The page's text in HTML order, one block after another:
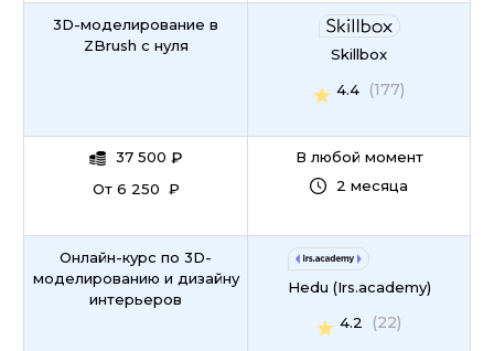
3D-моделирование в
ZBrush с нуля
37 500 ₽
От 6 250 ₽
Skillbox
4.4
(177)
В любой момент
2 месяца
Онлайн-курс по 3D-
моделированию и дизайну
интерьеров
Hedu (Irs.academy)
4.2
(22)